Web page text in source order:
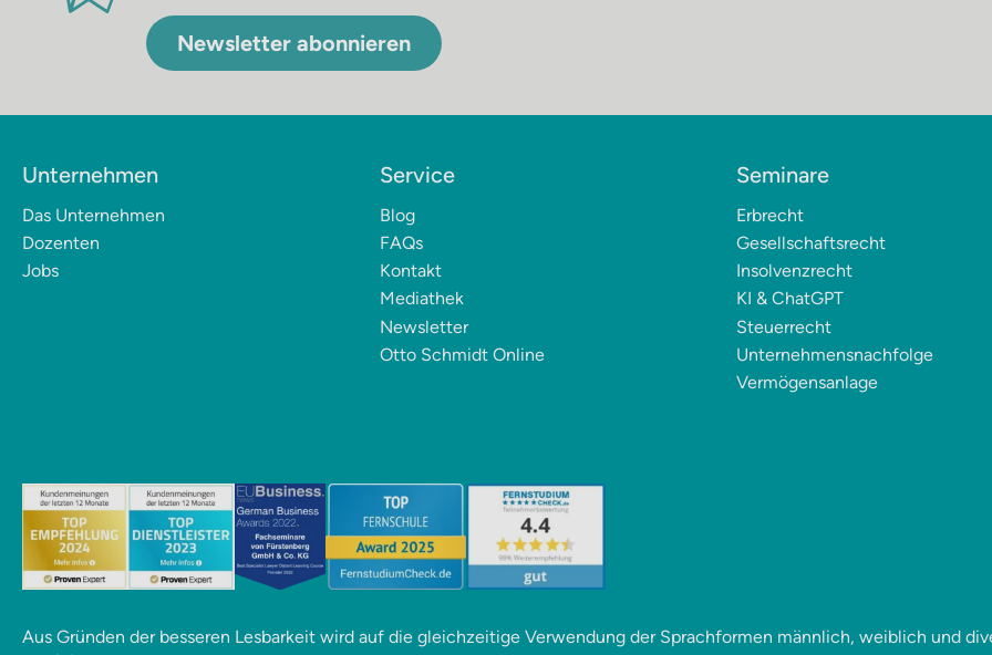
Newsletter abonnieren
Unternehmen
Das Unternehmen
Dozenten
Jobs
Service
Blog
FAQs
Kontakt
Mediathek
Newsletter
Otto Schmidt Online
Seminare
Erbrecht
Gesellschaftsrecht
Insolvenzrecht
KI & ChatGPT
Steuerrecht
Unternehmensnachfolge
Vermögensanlage
Aus Gründen der besseren Lesbarkeit wird auf die gleichzeitige Verwendung der Sprachformen männlich, weiblich und